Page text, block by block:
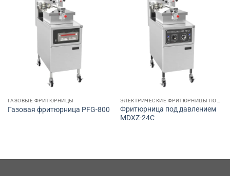
ГАЗОВЫЕ ФРИТЮРНИЦЫ
Газовая фритюрница PFG-800
Фритюрница под давлением
MDXZ-24C